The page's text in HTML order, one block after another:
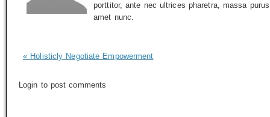
porttitor, ante nec ultrices pharetra, massa
amet nunc.
« Holisticly Negotiate Empowerment
Login to post comments